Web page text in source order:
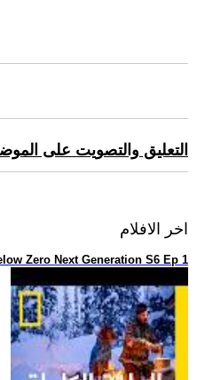
التعليق والتصويت على
اخر الافلام
Zero Next Generation S6 Ep 1